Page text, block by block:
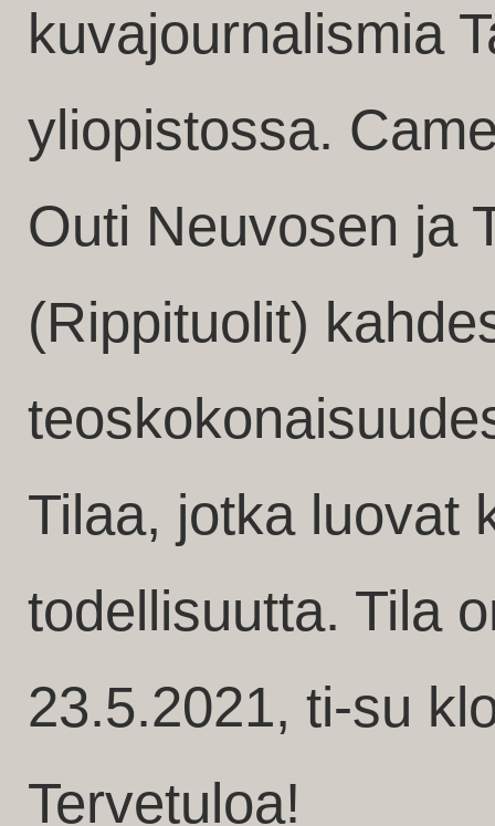
kuvajournalismia
yliopistossa.
Outi Neuvosen ja
(Rippituolit)
Tilaa, jotka luovat
todellisuutta. Tila
23.5.2021, ti-su
Tervetuloa!